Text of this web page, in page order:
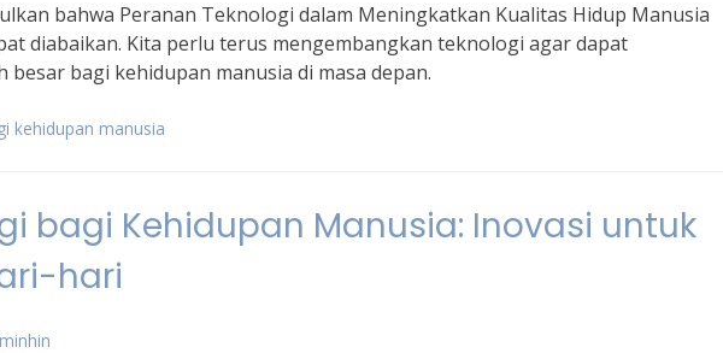
bahwa Peranan Teknologi dalam Meningkatkan Kualitas Hidup Manusia
diabaikan. Kita perlu terus mengembangkan teknologi agar dapat
bagi kehidupan manusia di masa depan.
kehidupan manusia
bagi Kehidupan Manusia: Inovasi untuk
hari